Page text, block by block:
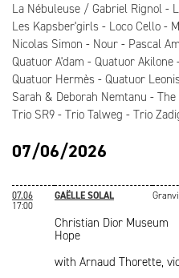
La Nébuleuse / Gabriel Rignol
Les Kapsber'girls
Loco Cello
Nicolas Simon
Nour Pascal
Quatuor A'dam
Quatuor Akilone
Quatuor Hermès
Quatuor Leonis
Sarah & Deborah Nemtanu
Trio SR9
Trio Talweg Trio
07/06/2026
07.06
17:00
GAËLLE SOLAL
Christian Dior Museum
Hope
with Arnaud Thorette,